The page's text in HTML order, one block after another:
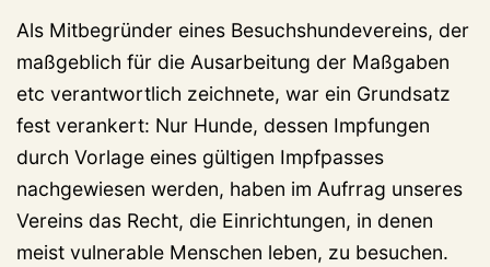
Als Mitbegründer eines Besuchshundevereins, der
maßgeblich für die Ausarbeitung der Maßgaben
etc verantwortlich zeichnete, war ein Grundsatz
fest verankert: Nur Hunde, dessen Impfungen
durch Vorlage eines gültigen Impfpasses
nachgewiesen werden, haben im Aufrrag unseres
Vereins das Recht, die Einrichtungen, in denen
meist vulnerable Menschen leben, zu besuchen.